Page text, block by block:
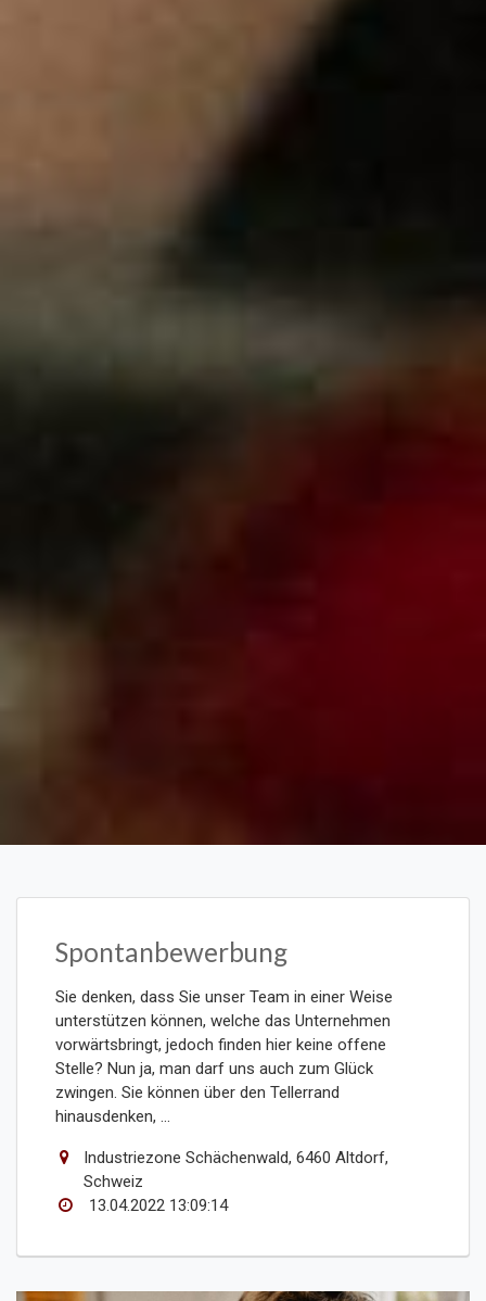
Spontanbewerbung
Sie denken, dass Sie unser Team in einer Weise
unterstützen können, welche das Unternehmen
vorwärtsbringt, jedoch finden hier keine offene
Stelle? Nun ja, man darf uns auch zum Glück
zwingen. Sie können über den Tellerrand
hinausdenken, ...
Industriezone Schächenwald, 6460 Altdorf,
Schweiz
13.04.2022 13:09:14